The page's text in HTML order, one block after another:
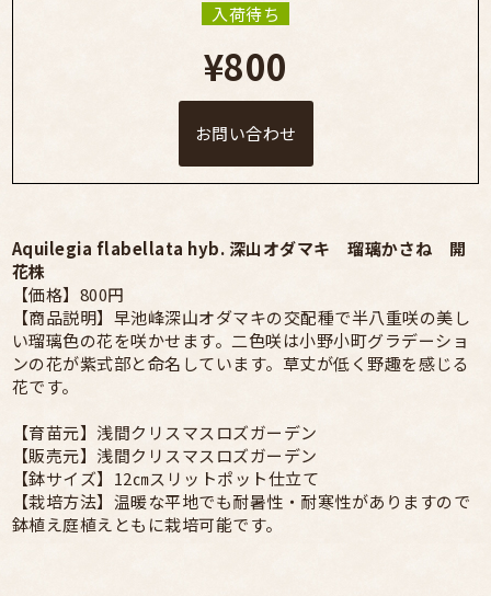
入荷待ち
¥800
お問い合わせ
Aquilegia flabellata hyb. 深山オダマキ 瑠璃かさね 開
花株
【価格】800円
【商品説明】早池峰深山オダマキの交配種で半八重咲の美し
い瑠璃色の花を咲かせます。二色咲は小野小町グラデーショ
ンの花が紫式部と命名しています。草丈が低く野趣を感じる
花です。
【育苗元】浅間クリスマスロズガーデン
【販売元】浅間クリスマスロズガーデン
【鉢サイズ】12㎝スリットポット仕立て
【栽培方法】温暖な平地でも耐暑性・耐寒性がありますので
鉢植え庭植えともに栽培可能です。